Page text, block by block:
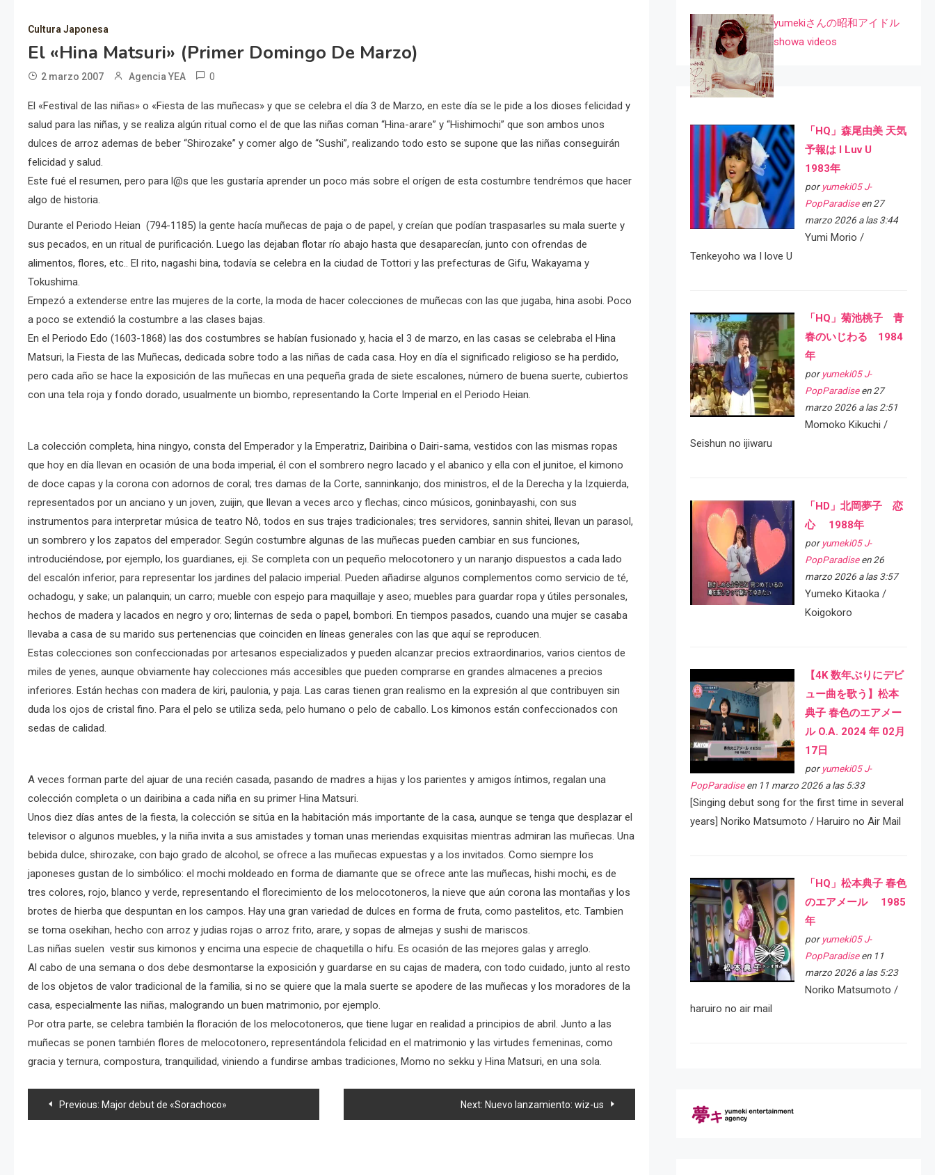
Cultura Japonesa
El «Hina Matsuri» (Primer Domingo De Marzo)
2 marzo 2007 Agencia YEA 0
El «Festival de las niñas» o «Fiesta de las muñecas» y que se celebra el día 3 de Marzo, en este día se le pide a los dioses felicidad y
salud para las niñas, y se realiza algún ritual como el de que las niñas coman “Hina-arare” y “Hishimochi” que son ambos unos
dulces de arroz ademas de beber “Shirozake” y comer algo de “Sushi”, realizando todo esto se supone que las niñas conseguirán
felicidad y salud.
Este fué el resumen, pero para l@s que les gustaría aprender un poco más sobre el orígen de esta costumbre tendrémos que hacer
algo de historia.
Durante el Periodo Heian (794-1185) la gente hacía muñecas de paja o de papel, y creían que podían traspasarles su mala suerte y
sus pecados, en un ritual de purificación. Luego las dejaban flotar río abajo hasta que desaparecían, junto con ofrendas de
alimentos, flores, etc.. El rito, nagashi bina, todavía se celebra en la ciudad de Tottori y las prefecturas de Gifu, Wakayama y
Tokushima.
Empezó a extenderse entre las mujeres de la corte, la moda de hacer colecciones de muñecas con las que jugaba, hina asobi. Poco
a poco se extendió la costumbre a las clases bajas.
En el Periodo Edo (1603-1868) las dos costumbres se habían fusionado y, hacia el 3 de marzo, en las casas se celebraba el Hina
Matsuri, la Fiesta de las Muñecas, dedicada sobre todo a las niñas de cada casa. Hoy en día el significado religioso se ha perdido,
pero cada año se hace la exposición de las muñecas en una pequeña grada de siete escalones, número de buena suerte, cubiertos
con una tela roja y fondo dorado, usualmente un biombo, representando la Corte Imperial en el Periodo Heian.
La colección completa, hina ningyo, consta del Emperador y la Emperatriz, Dairibina o Dairi-sama, vestidos con las mismas ropas
que hoy en día llevan en ocasión de una boda imperial, él con el sombrero negro lacado y el abanico y ella con el junitoe, el kimono
de doce capas y la corona con adornos de coral; tres damas de la Corte, sanninkanjo; dos ministros, el de la Derecha y la Izquierda,
representados por un anciano y un joven, zuijin, que llevan a veces arco y flechas; cinco músicos, goninbayashi, con sus
instrumentos para interpretar música de teatro Nô, todos en sus trajes tradicionales; tres servidores, sannin shitei, llevan un parasol,
un sombrero y los zapatos del emperador. Según costumbre algunas de las muñecas pueden cambiar en sus funciones,
introduciéndose, por ejemplo, los guardianes, eji. Se completa con un pequeño melocotonero y un naranjo dispuestos a cada lado
del escalón inferior, para representar los jardines del palacio imperial. Pueden añadirse algunos complementos como servicio de té,
ochadogu, y sake; un palanquin; un carro; mueble con espejo para maquillaje y aseo; muebles para guardar ropa y útiles personales,
hechos de madera y lacados en negro y oro; linternas de seda o papel, bombori. En tiempos pasados, cuando una mujer se casaba
llevaba a casa de su marido sus pertenencias que coinciden en líneas generales con las que aquí se reproducen.
Estas colecciones son confeccionadas por artesanos especializados y pueden alcanzar precios extraordinarios, varios cientos de
miles de yenes, aunque obviamente hay colecciones más accesibles que pueden comprarse en grandes almacenes a precios
inferiores. Están hechas con madera de kiri, paulonia, y paja. Las caras tienen gran realismo en la expresión al que contribuyen sin
duda los ojos de cristal fino. Para el pelo se utiliza seda, pelo humano o pelo de caballo. Los kimonos están confeccionados con
sedas de calidad.
A veces forman parte del ajuar de una recién casada, pasando de madres a hijas y los parientes y amigos íntimos, regalan una
colección completa o un dairibina a cada niña en su primer Hina Matsuri.
Unos diez días antes de la fiesta, la colección se sitúa en la habitación más importante de la casa, aunque se tenga que desplazar el
televisor o algunos muebles, y la niña invita a sus amistades y toman unas meriendas exquisitas mientras admiran las muñecas. Una
bebida dulce, shirozake, con bajo grado de alcohol, se ofrece a las muñecas expuestas y a los invitados. Como siempre los
japoneses gustan de lo simbólico: el mochi moldeado en forma de diamante que se ofrece ante las muñecas, hishi mochi, es de
tres colores, rojo, blanco y verde, representando el florecimiento de los melocotoneros, la nieve que aún corona las montañas y los
brotes de hierba que despuntan en los campos. Hay una gran variedad de dulces en forma de fruta, como pastelitos, etc. Tambien
se toma osekihan, hecho con arroz y judias rojas o arroz frito, arare, y sopas de almejas y sushi de mariscos.
Las niñas suelen vestir sus kimonos y encima una especie de chaquetilla o hifu. Es ocasión de las mejores galas y arreglo.
Al cabo de una semana o dos debe desmontarse la exposición y guardarse en su cajas de madera, con todo cuidado, junto al resto
de los objetos de valor tradicional de la familia, si no se quiere que la mala suerte se apodere de las muñecas y los moradores de la
casa, especialmente las niñas, malogrando un buen matrimonio, por ejemplo.
Por otra parte, se celebra también la floración de los melocotoneros, que tiene lugar en realidad a principios de abril. Junto a las
muñecas se ponen también flores de melocotonero, representándola felicidad en el matrimonio y las virtudes femeninas, como
gracia y ternura, compostura, tranquilidad, viniendo a fundirse ambas tradiciones, Momo no sekku y Hina Matsuri, en una sola.
Navegación
Previous: Major debut de «Sorachoco» Next: Nuevo lanzamiento: wiz-us
yumekiさんの昭和アイドル
showa videos
「HQ」森尾由美 天気
予報は I Luv U
1983年
por yumeki05 J-
PopParadiseen 27
marzo 2026 a las 3:44
Yumi Morio /
Tenkeyoho wa I love U
「HQ」菊池桃子 青
春のいじわる 1984
年
por yumeki05 J-
PopParadiseen 27
marzo 2026 a las 2:51
Momoko Kikuchi /
Seishun no ijiwaru
「HD」北岡夢子 恋
心 1988年
por yumeki05 J-
PopParadiseen 26
marzo 2026 a las 3:57
Yumeko Kitaoka /
Koigokoro
【4K 数年ぶりにデビ
ュー曲を歌う】松本
典子 春色のエアメー
ル O.A. 2024 年 02月
17日
por yumeki05 J-
PopParadiseen 11 marzo 2026 a las 5:33
[Singing debut song for the first time in several
years] Noriko Matsumoto / Haruiro no Air Mail
「HQ」松本典子 春色
のエアメール 1985
年
por yumeki05 J-
PopParadiseen 11
marzo 2026 a las 5:23
Noriko Matsumoto /
haruiro no air mail